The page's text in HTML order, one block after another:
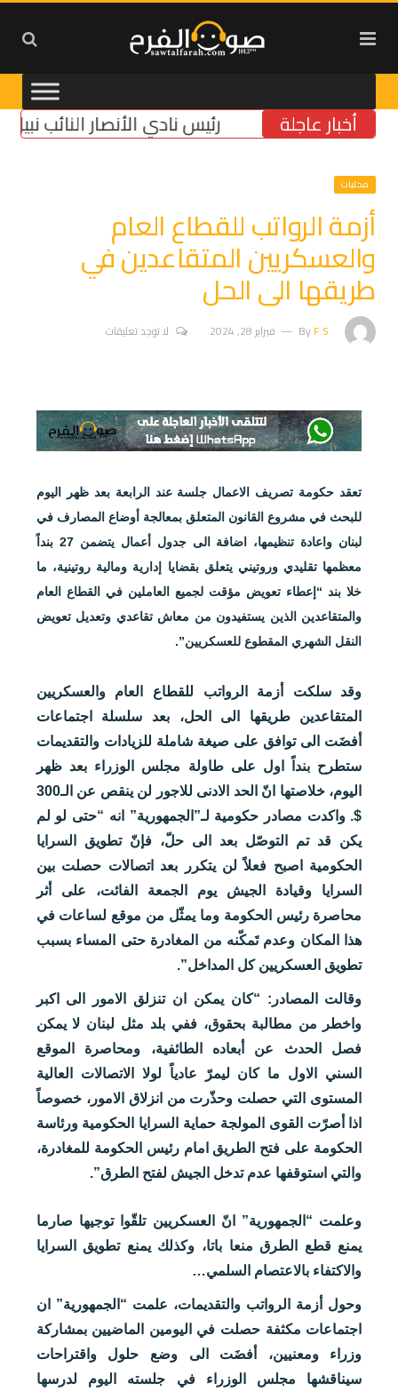
أخبار عاجلة رئيس نادي الأنصار النائب نبيل بدر
محليات
أزمة الرواتب للقطاع العام
والعسكريين المتقاعدين في
طريقها الى الحل
ByF.S فبراير 28, 2024 لا توجد تعليقات
تعقد حكومة تصريف الاعمال جلسة عند الرابعة بعد ظهر اليوم
للبحث في مشروع القانون المتعلق بمعالجة أوضاع المصارف في
لبنان واعادة تنظيمها، اضافة الى جدول أعمال يتضمن 27 بنداً
معظمها تقليدي وروتيني يتعلق بقضايا إدارية ومالية روتينية، ما
خلا بند “إعطاء تعويض مؤقت لجميع العاملين في القطاع العام
والمتقاعدين الذين يستفيدون من معاش تقاعدي وتعديل تعويض
النقل الشهري المقطوع للعسكريين”.
وقد سلكت أزمة الرواتب للقطاع العام والعسكريين
المتقاعدين طريقها الى الحل، بعد سلسلة اجتماعات
أفضَت الى توافق على صيغة شاملة للزيادات والتقديمات
ستطرح بنداً اول على طاولة مجلس الوزراء بعد ظهر
اليوم، خلاصتها انّ الحد الادنى للاجور لن ينقص عن الـ300
$. واكدت مصادر حكومية لـ”الجمهورية” انه “حتى لو لم
يكن قد تم التوصّل بعد الى حلّ، فإنّ تطويق السرايا
الحكومية اصبح فعلاً لن يتكرر بعد اتصالات حصلت بين
السرايا وقيادة الجيش يوم الجمعة الفائت، على أثر
محاصرة رئيس الحكومة وما يمثّل من موقع لساعات في
هذا المكان وعدم تَمكّنه من المغادرة حتى المساء بسبب
تطويق العسكريين كل المداخل”.
وقالت المصادر: “كان يمكن ان تنزلق الامور الى اكبر
واخطر من مطالبة بحقوق، ففي بلد مثل لبنان لا يمكن
فصل الحدث عن أبعاده الطائفية، ومحاصرة الموقع
السني الاول ما كان ليمرّ عادياً لولا الاتصالات العالية
المستوى التي حصلت وحذّرت من انزلاق الامور، خصوصاً
اذا أصرّت القوى المولجة حماية السرايا الحكومية ورئاسة
الحكومة على فتح الطريق امام رئيس الحكومة للمغادرة،
والتي استوقفها عدم تدخل الجيش لفتح الطرق”.
وعلمت “الجمهورية” انّ العسكريين تلقّوا توجيها صارما
يمنع قطع الطرق منعا باتا، وكذلك يمنع تطويق السرايا
والاكتفاء بالاعتصام السلمي…
وحول أزمة الرواتب والتقديمات، علمت “الجمهورية” ان
اجتماعات مكثفة حصلت في اليومين الماضيين بمشاركة
وزراء ومعنيين، أفضَت الى وضع حلول واقتراحات
سيناقشها مجلس الوزراء في جلسته اليوم لدرسها